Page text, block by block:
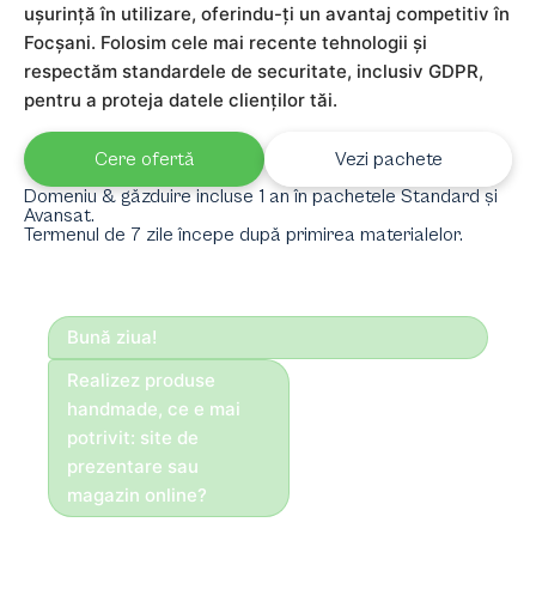
Bună ziua!
Realizez produse
handmade, ce e mai
potrivit: site de
prezentare sau
magazin online?
ușurință în utilizare, oferindu-ți un avantaj competitiv în
Focșani. Folosim cele mai recente tehnologii și
respectăm standardele de securitate, inclusiv GDPR,
pentru a proteja datele clienților tăi.
Cere ofertă
Vezi pachete
Domeniu & găzduire incluse 1 an în pachetele Standard și
Avansat.
Termenul de 7 zile începe după primirea materialelor.